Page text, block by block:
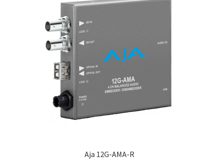
Aja 12G-AMA-R